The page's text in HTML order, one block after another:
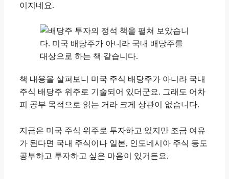
이지네요.
책 내용을 살펴보니 미국 주식 배당주가 아니라 국내
주식 배당주 위주로 기술되어 있더군요. 그래도 어차
피 공부 목적으로 읽는 거라 크게 상관이 없습니다.
지금은 미국 주식 위주로 투자하고 있지만 조금 여유
가 된다면 국내 주식이나 일본, 인도네시아 주식 등도
공부하고 투자하고 싶은 마음이 있거든요.